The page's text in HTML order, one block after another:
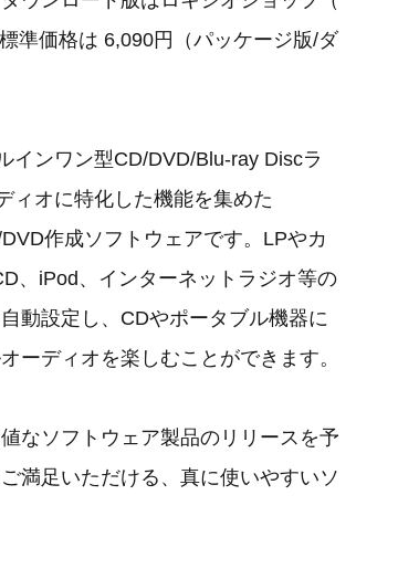
準価格は 6,090円（パッケージ版/ダ
インワン型CD/DVD/Blu-ray Discラ
ィオに特化した機能を集めた
作成ソフトウェアです。LPやカ
、iPod、インターネットラジオ等の
動設定し、CDやポータブル機器に
ーディオを楽しむことができます。
なソフトウェア製品のリリースを予
満足いただける、真に使いやすいソ